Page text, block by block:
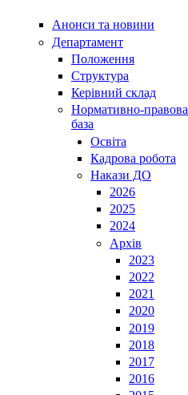
Анонси та новини
Департамент
Положення
Структура
Керівний склад
Нормативно-правова
база
Освiта
Кадрова робота
Накази ДО
2026
2025
2024
Архів
2023
2022
2021
2020
2019
2018
2017
2016